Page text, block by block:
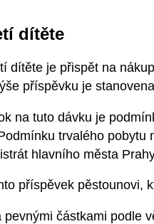
dítěte
dítěte je přispět na
příspěvku je
na tuto dávku je
trvalého pobytu
hlavního města
příspěvek pěstounovi,
částkami podle